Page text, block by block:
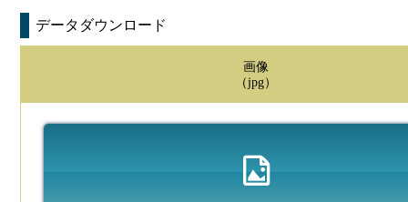
データダウンロード
画像
（jpg）